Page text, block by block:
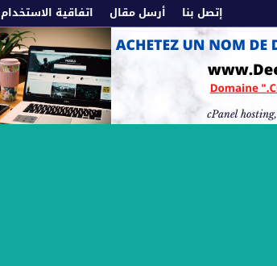
اتفاقية الاستخدام أرسل مقال إتصل بنا